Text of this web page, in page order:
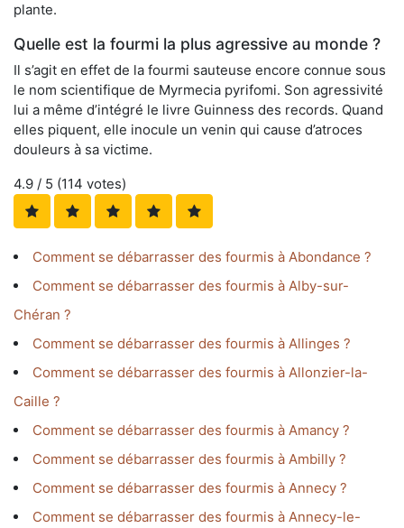
plante.
Quelle est la fourmi la plus agressive au monde ?
Il s’agit en effet de la fourmi sauteuse encore connue sous
le nom scientifique de Myrmecia pyrifomi. Son agressivité
lui a même d’intégré le livre Guinness des records. Quand
elles piquent, elle inocule un venin qui cause d’atroces
douleurs à sa victime.
4.9 / 5 (114 votes)
Comment se débarrasser des fourmis à Abondance ?
Comment se débarrasser des fourmis à Alby-sur-
Chéran ?
Comment se débarrasser des fourmis à Allinges ?
Comment se débarrasser des fourmis à Allonzier-la-
Caille ?
Comment se débarrasser des fourmis à Amancy ?
Comment se débarrasser des fourmis à Ambilly ?
Comment se débarrasser des fourmis à Annecy ?
Comment se débarrasser des fourmis à Annecy-le-